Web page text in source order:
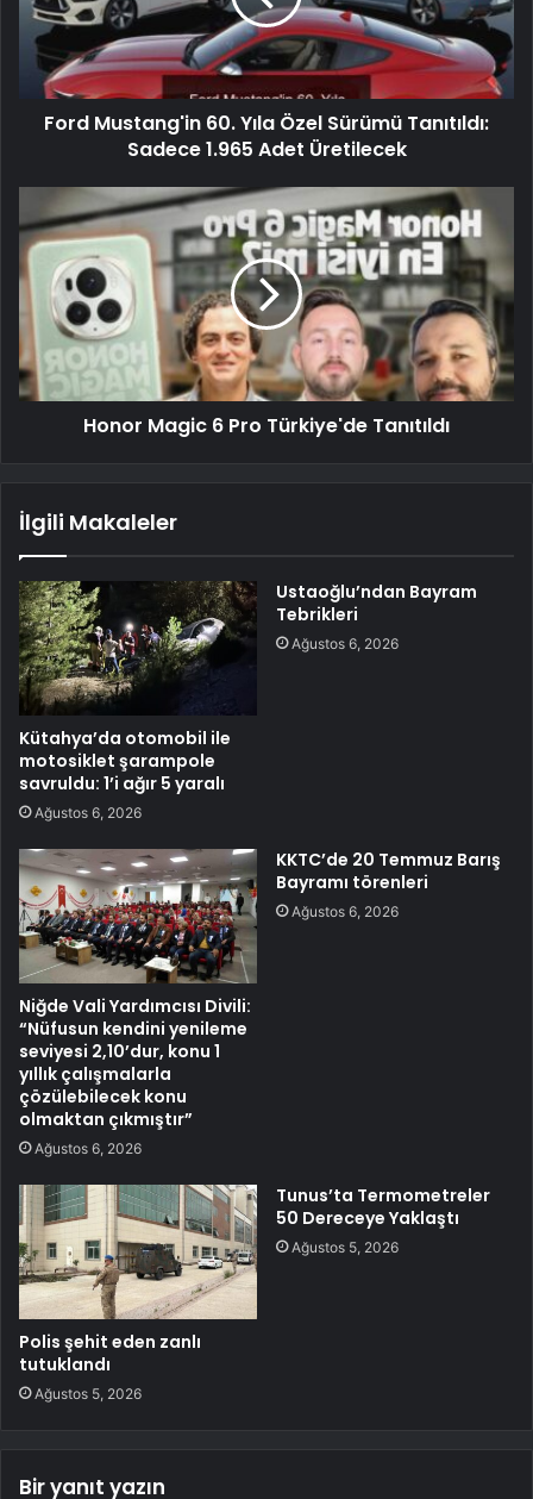
Ford Mustang'in 60. Yıla Özel Sürümü Tanıtıldı:
Sadece 1.965 Adet Üretilecek
Honor Magic 6 Pro Türkiye'de Tanıtıldı
İlgili Makaleler
Kütahya’da otomobil ile
motosiklet şarampole
savruldu: 1’i ağır 5 yaralı
Ağustos 6, 2026
Ustaoğlu’ndan Bayram
Tebrikleri
Ağustos 6, 2026
Niğde Vali Yardımcısı Divili:
“Nüfusun kendini yenileme
seviyesi 2,10’dur, konu 1
yıllık çalışmalarla
çözülebilecek konu
olmaktan çıkmıştır”
Ağustos 6, 2026
KKTC’de 20 Temmuz Barış
Bayramı törenleri
Ağustos 6, 2026
Polis şehit eden zanlı
tutuklandı
Ağustos 5, 2026
Tunus’ta Termometreler
50 Dereceye Yaklaştı
Ağustos 5, 2026
Bir yanıt yazın